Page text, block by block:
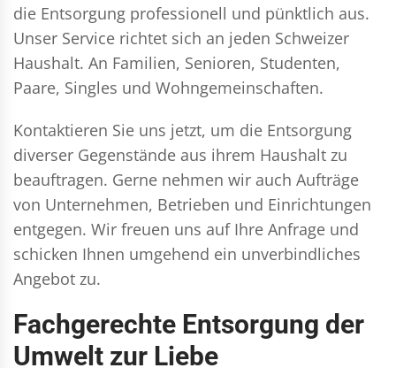
die Entsorgung professionell und pünktlich aus.
Unser Service richtet sich an jeden Schweizer
Haushalt. An Familien, Senioren, Studenten,
Paare, Singles und Wohngemeinschaften.
Kontaktieren Sie uns jetzt, um die Entsorgung
diverser Gegenstände aus ihrem Haushalt zu
beauftragen. Gerne nehmen wir auch Aufträge
von Unternehmen, Betrieben und Einrichtungen
entgegen. Wir freuen uns auf Ihre Anfrage und
schicken Ihnen umgehend ein unverbindliches
Angebot zu.
Fachgerechte Entsorgung der
Umwelt zur Liebe